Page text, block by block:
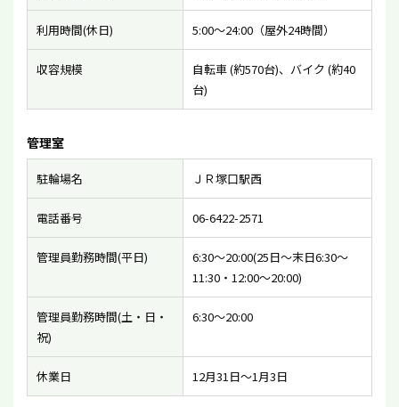
利用時間(休日) 5:00〜24:00（屋外24時間）
収容規模
自転車 (約570台)、バイク (約40
台)
管理室
駐輪場名 ＪＲ塚口駅西
電話番号 06-6422-2571
管理員勤務時間(平日)
6:30〜20:00(25日〜末日6:30〜
11:30・12:00〜20:00)
管理員勤務時間(土・日・
祝)
6:30〜20:00
休業日 12月31日〜1月3日